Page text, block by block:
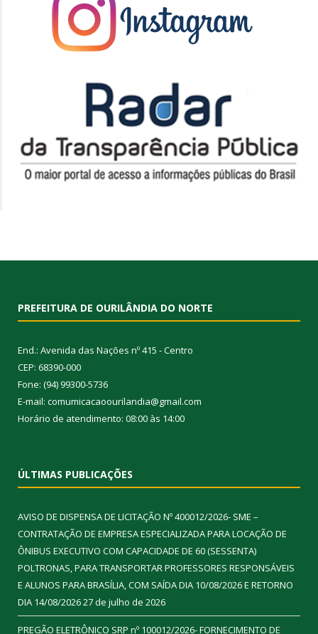
PREFEITURA DE OURILÂNDIA DO NORTE
End.: Avenida das Nações nº 415 - Centro
CEP: 68390-000
Fone: (94) 99300-5736
E-mail: comumicacaoourilandia@gmail.com
Horário de atendimento: 08:00 às 14:00
ÚLTIMAS PUBLICAÇÕES
AVISO DE DISPENSA DE LICITAÇÃO Nº 400012/2026- SME –
CONTRATAÇÃO DE EMPRESA ESPECIALIZADA PARA LOCAÇÃO DE
ÔNIBUS EXECUTIVO COM CAPACIDADE DE 60 (SESSENTA)
POLTRONAS, PARA TRANSPORTAR PROFESSORES RESPONSÁVEIS
E ALUNOS PARA BRASÍLIA, COM SAÍDA DIA 10/08/2026 E RETORNO
DIA 14/08/202627 de julho de 2026
PREGÃO ELETRÔNICO SRP nº 100012/2026- FORNECIMENTO DE